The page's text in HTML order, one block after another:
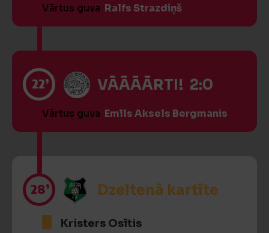
Vārtus guva Ralfs Strazdiņš
22’ VĀĀĀĀRTI! 2:0
Vārtus guva Emīls Aksels Bergmanis
28’ Dzeltenā kartīte
Kristers Osītis